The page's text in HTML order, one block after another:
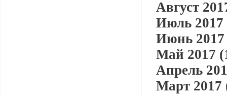
Август
Июль 2017
Июнь 2017
Май 2017
Апрель
Март 2017